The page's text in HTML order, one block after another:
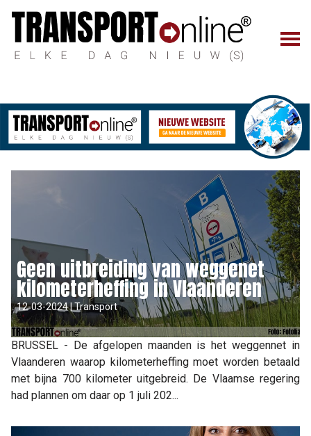
Geen uitbreiding van weggenet
kilometerheffing in Vlaanderen
12-03-2024 | Transport
BRUSSEL - De afgelopen maanden is het weggennet in
Vlaanderen waarop kilometerheffing moet worden betaald
met bijna 700 kilometer uitgebreid. De Vlaamse regering
had plannen om daar op 1 juli 202...